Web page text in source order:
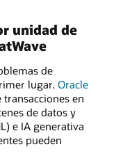
unidad de
de
lugar. Oracle
en
de datos y
e IA generativa
pueden